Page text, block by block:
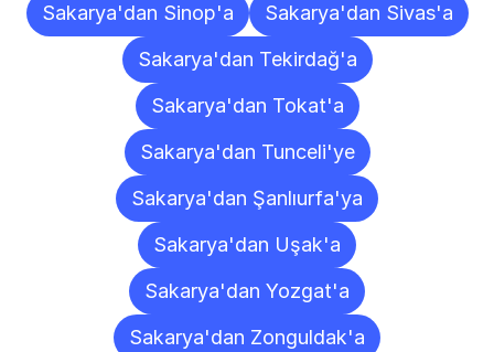
Sakarya'dan Sinop'a
Sakarya'dan Sivas'a
Sakarya'dan Tekirdağ'a
Sakarya'dan Tokat'a
Sakarya'dan Tunceli'ye
Sakarya'dan Şanlıurfa'ya
Sakarya'dan Uşak'a
Sakarya'dan Yozgat'a
Sakarya'dan Zonguldak'a